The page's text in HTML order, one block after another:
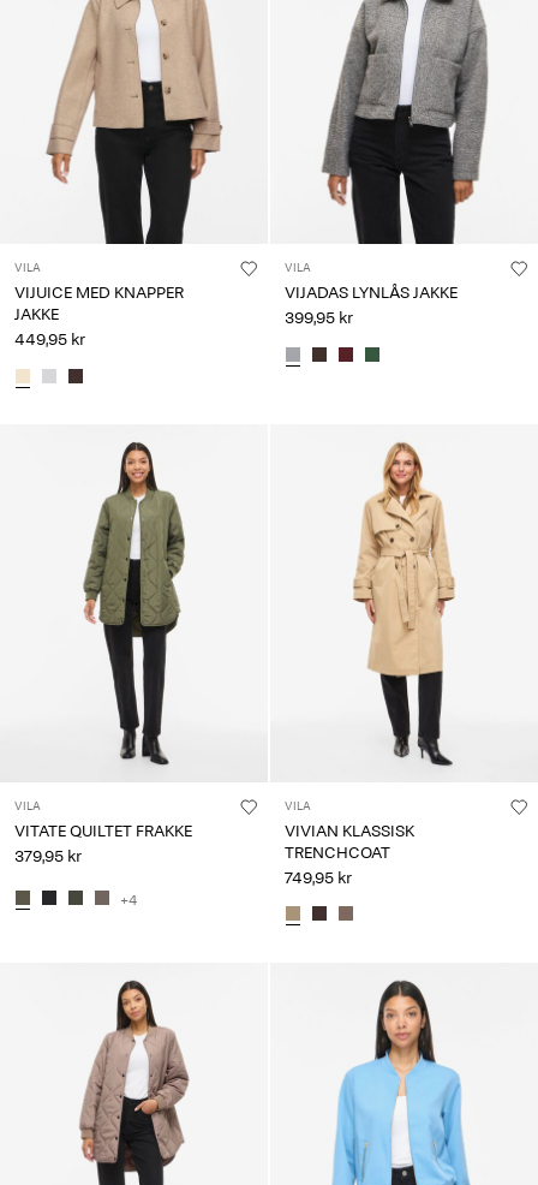
VILA
VIJUICE MED KNAPPER
JAKKE
449,95 kr
VILA
VIJADAS LYNLÅS JAKKE
399,95 kr
VILA
VITATE QUILTET FRAKKE
379,95 kr
+4
VILA
VIVIAN KLASSISK
TRENCHCOAT
749,95 kr